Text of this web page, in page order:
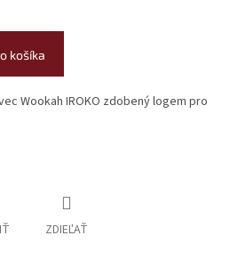
košíka
Wookah IROKO zdobený logem pro
ZDIEĽAŤ